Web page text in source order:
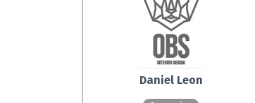
Daniel Leon